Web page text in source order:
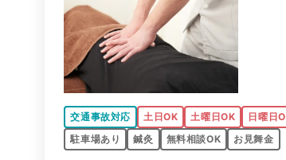
交通事故対応 土日OK 土曜日OK 日曜日
駐車場あり
鍼灸 無料相談OK お見舞金